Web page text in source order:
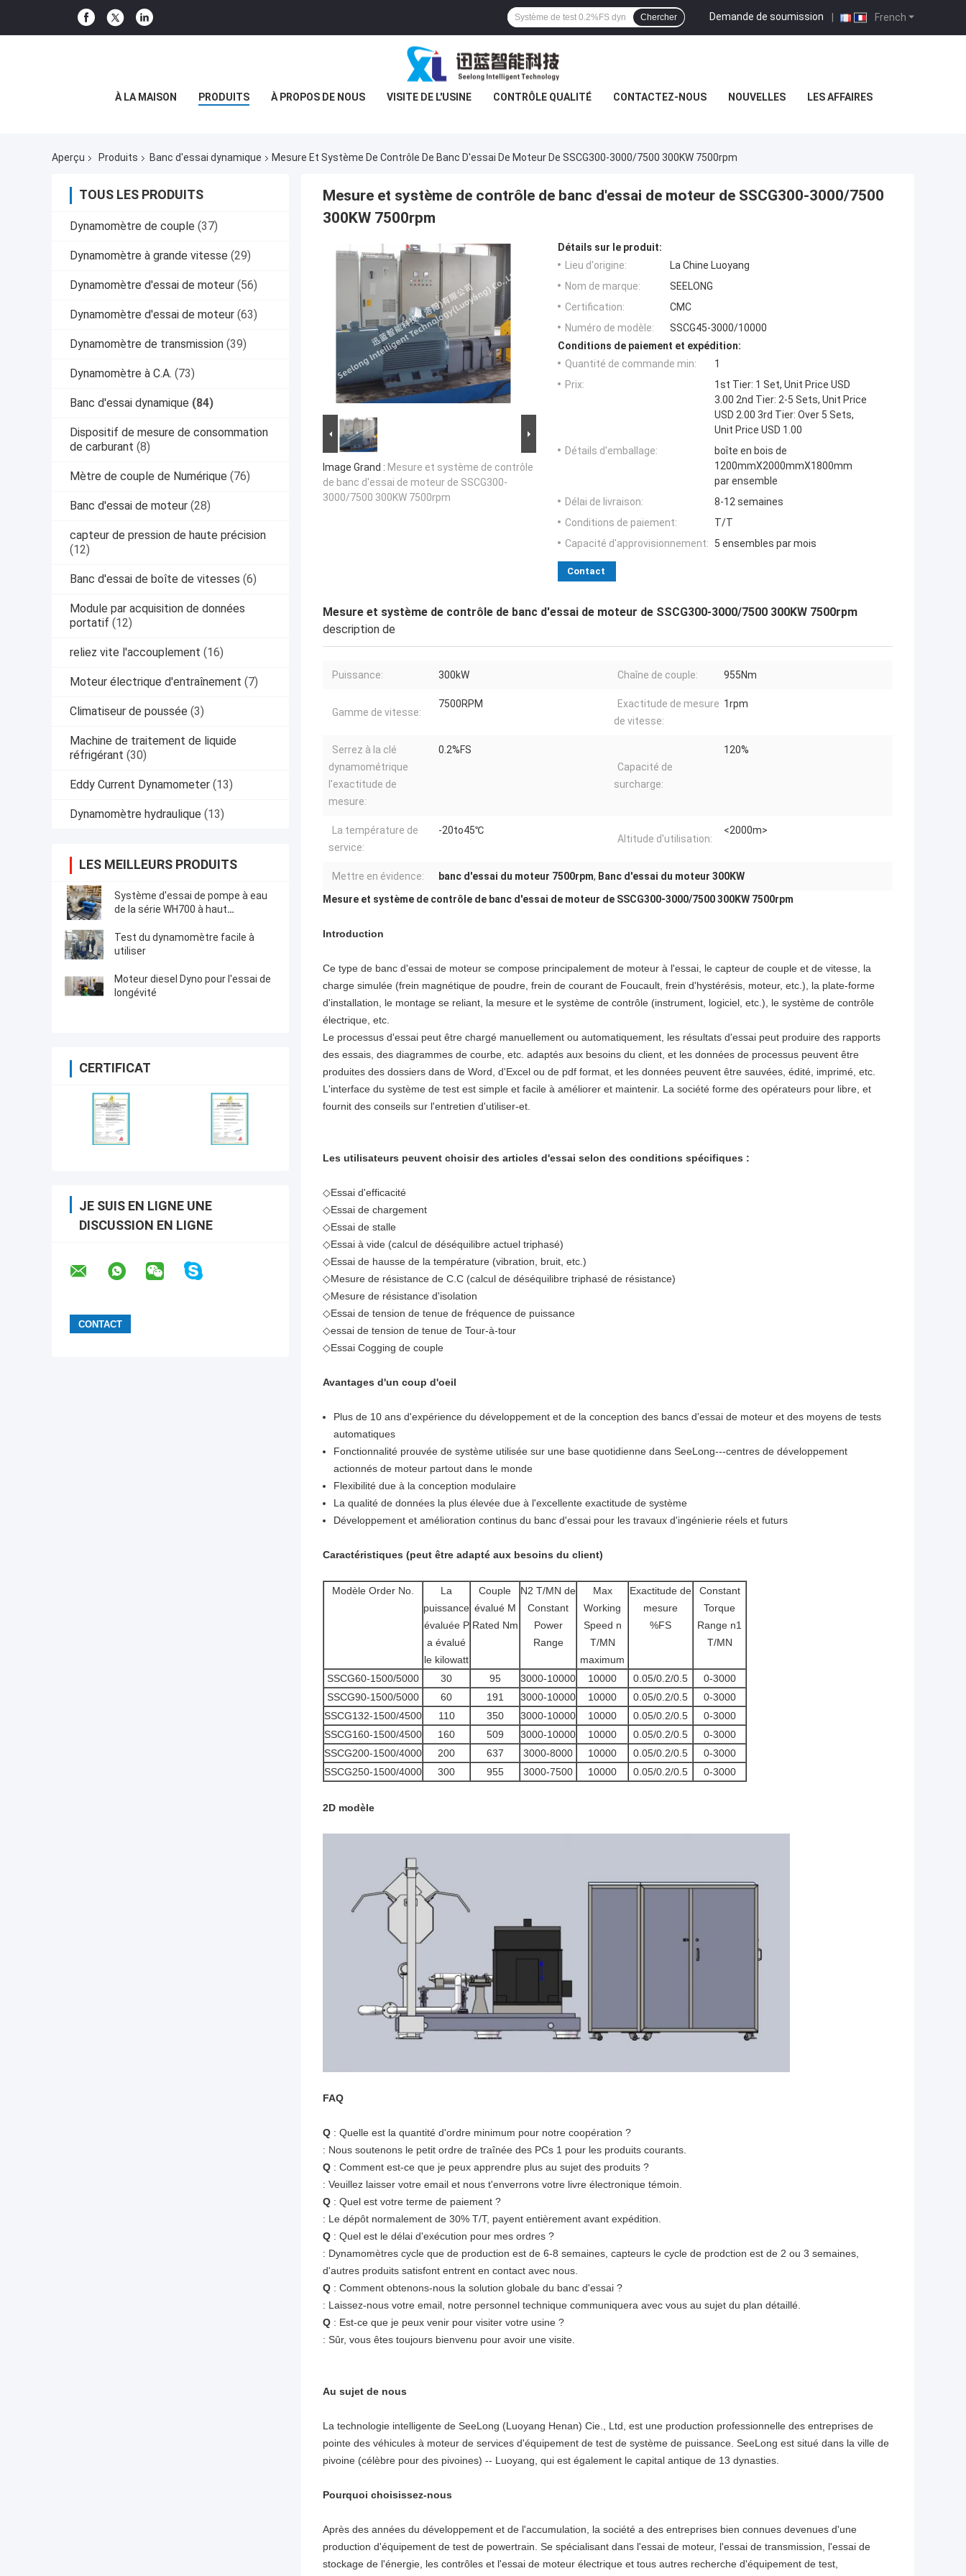
French
Demande de soumission |
Chercher
À LA MAISON PRODUITS À PROPOS DE NOUS VISITE DE L'USINE CONTRÔLE QUALITÉ CONTACTEZ-NOUS NOUVELLES LES AFFAIRES
Aperçu Produits Banc d'essai dynamique Mesure Et Système De Contrôle De Banc D'essai De Moteur De SSCG300-3000/7500 300KW 7500rpm
TOUS LES PRODUITS
Dynamomètre de couple (37)
Dynamomètre à grande vitesse (29)
Dynamomètre d'essai de moteur (56)
Dynamomètre d'essai de moteur (63)
Dynamomètre de transmission (39)
Dynamomètre à C.A. (73)
Banc d'essai dynamique (84)
Dispositif de mesure de consommation
de carburant (8)
Mètre de couple de Numérique (76)
Banc d'essai de moteur (28)
capteur de pression de haute précision
(12)
Banc d'essai de boîte de vitesses (6)
Module par acquisition de données
portatif (12)
reliez vite l'accouplement (16)
Moteur électrique d'entraînement (7)
Climatiseur de poussée (3)
Machine de traitement de liquide
réfrigérant (30)
Eddy Current Dynamometer (13)
Dynamomètre hydraulique (13)
LES MEILLEURS PRODUITS
Système d'essai de pompe à eau
de la série WH700 à haut
Test du dynamomètre facile à
utiliser
Moteur diesel Dyno pour l'essai de
longévité
CERTIFICAT
JE SUIS EN LIGNE UNE
DISCUSSION EN LIGNE
Mesure et système de contrôle de banc d'essai de moteur de SSCG300-3000/7500
300KW 7500rpm
Image Grand : Mesure et système de contrôle
de banc d'essai de moteur de SSCG300-
3000/7500 300KW 7500rpm
Détails sur le produit:
Lieu d'origine:
La Chine Luoyang
Nom de marque:
SEELONG
Certification:
CMC
Numéro de modèle:
SSCG45-3000/10000
Conditions de paiement et expédition:
Quantité de commande min:
1
Prix:
1st Tier: 1 Set, Unit Price USD
3.00 2nd Tier: 2-5 Sets, Unit Price
USD 2.00 3rd Tier: Over 5 Sets,
Unit Price USD 1.00
Détails d'emballage:
boîte en bois de
1200mmX2000mmX1800mm
par ensemble
Délai de livraison:
8-12 semaines
Conditions de paiement:
T/T
Capacité d'approvisionnement:
5 ensembles par mois
Contact
Mesure et système de contrôle de banc d'essai de moteur de SSCG300-3000/7500 300KW 7500rpm
description de
Puissance: 300kW Chaîne de couple: 955Nm
Gamme de vitesse:
7500RPM
Exactitude de mesure
de vitesse:
1rpm
Serrez à la clé
dynamométrique
l'exactitude de
mesure:
0.2%FS
Capacité de
surcharge:
120%
La température de
service:
-20to45℃
Altitude d'utilisation:
<2000m>
Mettre en évidence: banc d'essai du moteur 7500rpm, Banc d'essai du moteur 300KW
Mesure et système de contrôle de banc d'essai de moteur de SSCG300-3000/7500 300KW 7500rpm
Introduction
Ce type de banc d'essai de moteur se compose principalement de moteur à l'essai, le capteur de couple et de vitesse, la
charge simulée (frein magnétique de poudre, frein de courant de Foucault, frein d'hystérésis, moteur, etc.), la plate-forme
d'installation, le montage se reliant, la mesure et le système de contrôle (instrument, logiciel, etc.), le système de contrôle
électrique, etc.
Le processus d'essai peut être chargé manuellement ou automatiquement, les résultats d'essai peut produire des rapports
des essais, des diagrammes de courbe, etc. adaptés aux besoins du client, et les données de processus peuvent être
produites des dossiers dans de Word, d'Excel ou de pdf format, et les données peuvent être sauvées, édité, imprimé, etc.
L'interface du système de test est simple et facile à améliorer et maintenir. La société forme des opérateurs pour libre, et
fournit des conseils sur l'entretien d'utiliser-et.
Les utilisateurs peuvent choisir des articles d'essai selon des conditions spécifiques :
◇Essai d'efficacité
◇Essai de chargement
◇Essai de stalle
◇Essai à vide (calcul de déséquilibre actuel triphasé)
◇Essai de hausse de la température (vibration, bruit, etc.)
◇Mesure de résistance de C.C (calcul de déséquilibre triphasé de résistance)
◇Mesure de résistance d'isolation
◇Essai de tension de tenue de fréquence de puissance
◇essai de tension de tenue de Tour-à-tour
◇Essai Cogging de couple
Avantages d'un coup d'oeil
Plus de 10 ans d'expérience du développement et de la conception des bancs d'essai de moteur et des moyens de tests
automatiques
Fonctionnalité prouvée de système utilisée sur une base quotidienne dans SeeLong---centres de développement
actionnés de moteur partout dans le monde
Flexibilité due à la conception modulaire
La qualité de données la plus élevée due à l'excellente exactitude de système
Développement et amélioration continus du banc d'essai pour les travaux d'ingénierie réels et futurs
Caractéristiques (peut être adapté aux besoins du client)
Modèle Order No.
La
puissance
évaluée P
a évalué
le kilowatt
Couple
évalué M
Rated Nm
N2 T/MN de
Constant
Power
Range
Max
Working
Speed n
T/MN
maximum
Exactitude de
mesure
%FS
Constant
Torque
Range n1
T/MN
SSCG60-1500/5000 30 95 3000-10000 10000 0.05/0.2/0.5
0-3000
SSCG90-1500/5000
60 191 3000-10000 10000 0.05/0.2/0.5
0-3000
SSCG132-1500/4500
110 350 3000-10000 10000 0.05/0.2/0.5
0-3000
SSCG160-1500/4500
160 509 3000-10000 10000 0.05/0.2/0.5
0-3000
SSCG200-1500/4000
200 637 3000-8000 10000 0.05/0.2/0.5
0-3000
SSCG250-1500/4000
300 955 3000-7500 10000 0.05/0.2/0.5 0-3000
2D modèle
FAQ
Q : Quelle est la quantité d'ordre minimum pour notre coopération ?
: Nous soutenons le petit ordre de traînée des PCs 1 pour les produits courants.
Q : Comment est-ce que je peux apprendre plus au sujet des produits ?
: Veuillez laisser votre email et nous t'enverrons votre livre électronique témoin.
Q : Quel est votre terme de paiement ?
: Le dépôt normalement de 30% T/T, payent entièrement avant expédition.
Q : Quel est le délai d'exécution pour mes ordres ?
: Dynamomètres cycle que de production est de 6-8 semaines, capteurs le cycle de prodction est de 2 ou 3 semaines,
d'autres produits satisfont entrent en contact avec nous.
Q : Comment obtenons-nous la solution globale du banc d'essai ?
: Laissez-nous votre email, notre personnel technique communiquera avec vous au sujet du plan détaillé.
Q : Est-ce que je peux venir pour visiter votre usine ?
: Sûr, vous êtes toujours bienvenu pour avoir une visite.
Au sujet de nous
La technologie intelligente de SeeLong (Luoyang Henan) Cie., Ltd, est une production professionnelle des entreprises de
pointe des véhicules à moteur de services d'équipement de test de système de puissance. SeeLong est situé dans la ville de
pivoine (célèbre pour des pivoines) -- Luoyang, qui est également le capital antique de 13 dynasties.
Pourquoi choisissez-nous
Après des années du développement et de l'accumulation, la société a des entreprises bien connues devenues d'une
production d'équipement de test de powertrain. Se spécialisant dans l'essai de moteur, l'essai de transmission, l'essai de
stockage de l'énergie, les contrôles et l'essai de moteur électrique et tous autres recherche d'équipement de test,